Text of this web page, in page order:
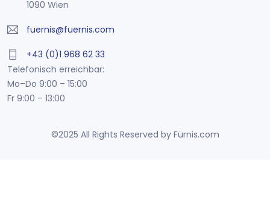
1090 Wien
fuernis@fuernis.com
+43 (0)1 968 62 33
Telefonisch erreichbar:
Mo–Do 9:00 – 15:00
Fr 9:00 – 13:00
©2025 All Rights Reserved by Fürnis.com